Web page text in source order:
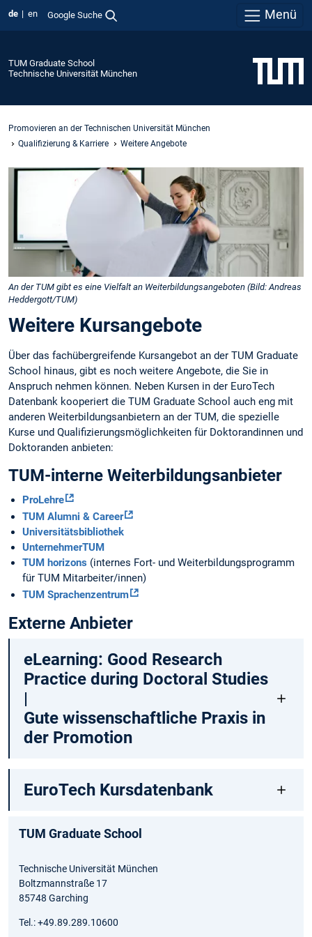
de en Google Suche Menü
TUM Graduate School
Technische Universität München
Promovieren an der Technischen Universität München
Qualifizierung & Karriere
Weitere Angebote
An der TUM gibt es eine Vielfalt an Weiterbildungsangeboten (Bild: Andreas
Heddergott/TUM)
Weitere Kursangebote
Über das fachübergreifende Kursangebot an der TUM Graduate
School hinaus, gibt es noch weitere Angebote, die Sie in
Anspruch nehmen können. Neben Kursen in der EuroTech
Datenbank kooperiert die TUM Graduate School auch eng mit
anderen Weiterbildungsanbietern an der TUM, die spezielle
Kurse und Qualifizierungsmöglichkeiten für Doktorandinnen und
Doktoranden anbieten:
TUM-interne Weiterbildungsanbieter
ProLehre
TUM Alumni & Career
Universitätsbibliothek
UnternehmerTUM
TUM horizons (internes Fort- und Weiterbildungsprogramm
für TUM Mitarbeiter/innen)
TUM Sprachenzentrum
Externe Anbieter
eLearning: Good Research
Practice during Doctoral Studies
|
Gute wissenschaftliche Praxis in
der Promotion
EuroTech Kursdatenbank
TUM Graduate School
Technische Universität München
Boltzmannstraße 17
85748 Garching
Tel.: +49.89.289.10600